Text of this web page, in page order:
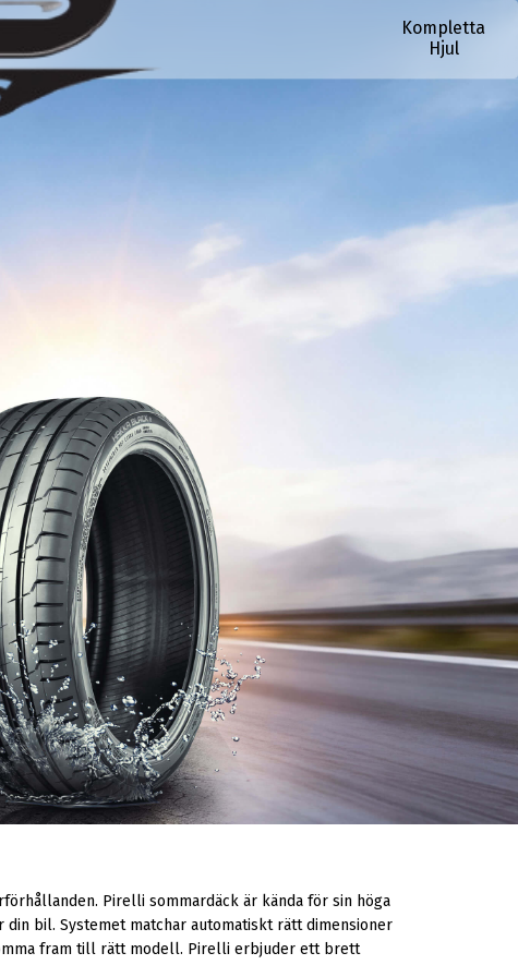
Kompletta
Hjul
Pirelli sommardäck är kända för sin höga
bil. Systemet matchar automatiskt rätt dimensioner
fram till rätt modell. Pirelli erbjuder ett brett